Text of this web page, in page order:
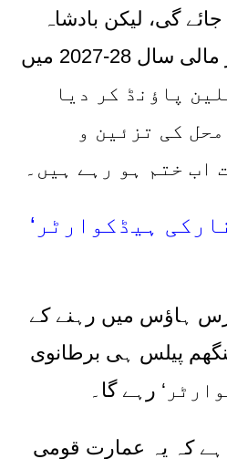
گی، لیکن بادشاہ
سال 28-2027
میں
پاؤنڈ کر دیا
کی تزئین و
اب ختم ہو رہے ہیں۔
ہیڈکوارٹر ‘
ہاؤس میں رہنے کے
پیلس ہی برطانوی
‘ رہے گا۔
ہے کہ یہ عمارت قومی